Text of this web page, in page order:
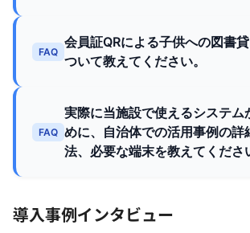
FAQ
会員証QRによる子供への図書
ついて教えてください。
FAQ
実際に当施設で使えるシステム
めに、自治体での活用事例の詳
法、必要な端末を教えてくださ
導入事例インタビュー